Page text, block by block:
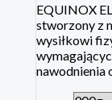
EQUINOX
stworzony z
wysiłkowi
nawodnienia